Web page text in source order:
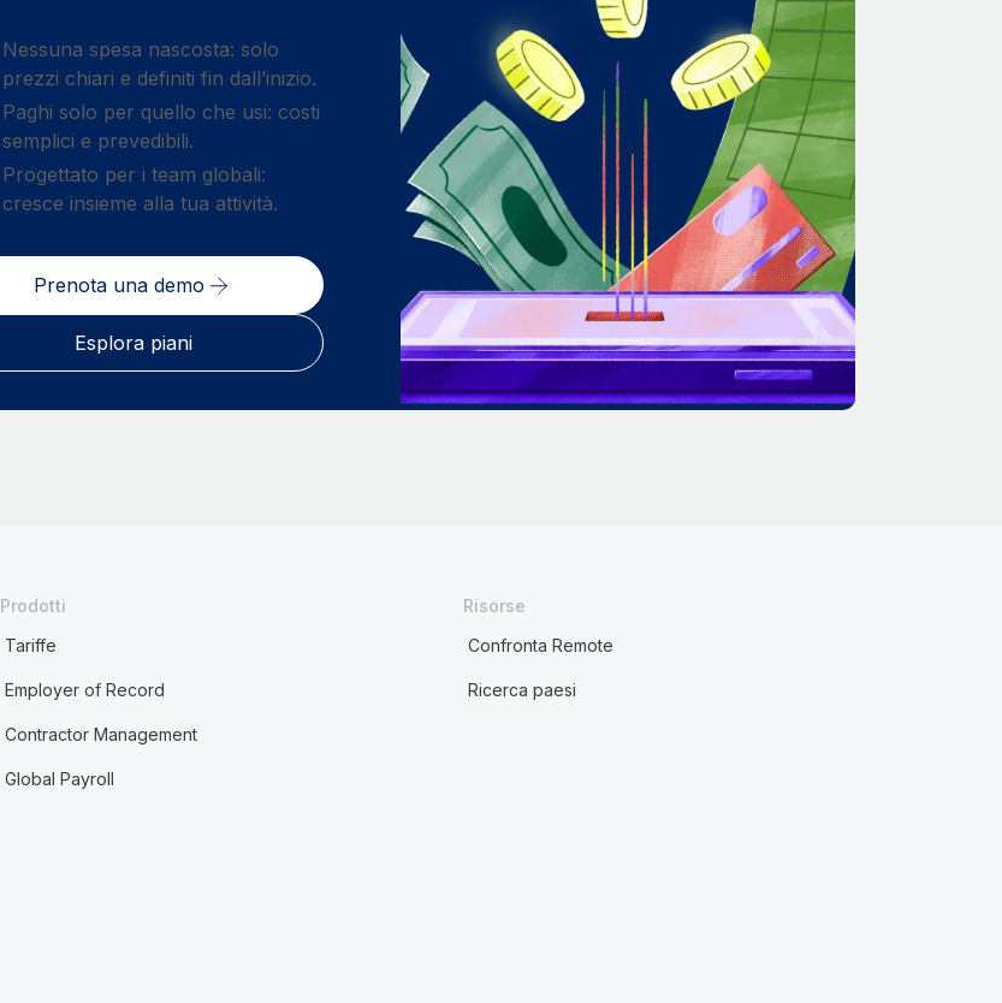
Nessuna spesa nascosta: solo
prezzi chiari e definiti fin dall’inizio.
Paghi solo per quello che usi: costi
semplici e prevedibili.
Progettato per i team globali:
cresce insieme alla tua attività.
Prenota una demo
Esplora piani
Prodotti
Tariffe
Employer of Record
Contractor Management
Global Payroll
Risorse
Confronta Remote
Ricerca paesi